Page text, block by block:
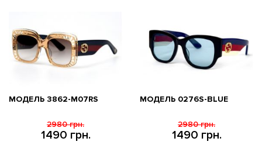
МОДЕЛЬ 3862-M07RS
1490 грн.
2980 грн.
МОДЕЛЬ 0276S-BLUE
1490 грн.
2980 грн.